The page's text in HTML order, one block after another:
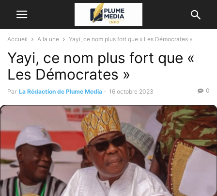
Accueil A la une Yayi, ce nom plus fort que « Les Démocrates »
Yayi, ce nom plus fort que «
Les Démocrates »
Par La Rédaction de Plume Media - 16 octobre 2023 0